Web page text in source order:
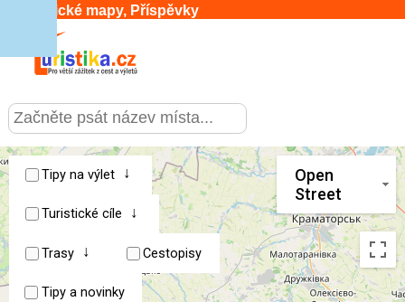
Turistické mapy, Příspěvky
CESTOVÁNÍ
SLUŽBY & DOPRAVA ›
PRO TURISTY ›
MOJE TURISTIKA ›
Tipy na výlet ↓
Turistické cíle ↓
Trasy ↓ Cestopisy
Tipy a novinky
Open
Street